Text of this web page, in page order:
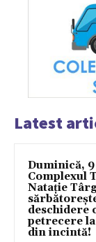
Latest
Duminică,
Complexul
Natație
deschidere
petrecere
din incintă!